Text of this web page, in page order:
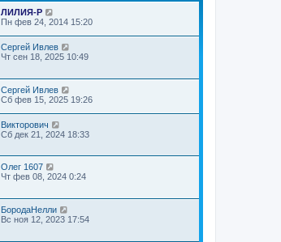
л
д
е
у
о
б
е
и
к
о
с
л
д
н
е
у
о
б
е
ю
ЛИЛИЯ-Р
Пн фев 24, 2014 15:20
Сергей Ивлев
Чт сен 18, 2025 10:49
Сергей Ивлев
Сб фев 15, 2025 19:26
Викторович
Сб дек 21, 2024 18:33
Олег 1607
Чт фев 08, 2024 0:24
БородаНелли
Вс ноя 12, 2023 17:54